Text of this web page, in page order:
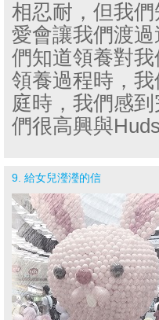
相忍耐，但我
愛會讓我們渡
們知道領養對
領養過程時，
庭時，我們感
們很高興與
9. 給女兒瀅瀅的信